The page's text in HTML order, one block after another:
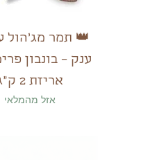
👑 תמר מג׳הול
ענק – בונבון
אריזת 2 ק״ג
אזל מהמלאי